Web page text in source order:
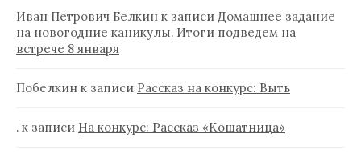
Иван Петрович Белкин к записи Домашнее задание
на новогодние каникулы. Итоги подведем на
встрече 8 января
Побелкин к записи Рассказ на конкурс: Выть
. к записи На конкурс: Рассказ «Кошатница»